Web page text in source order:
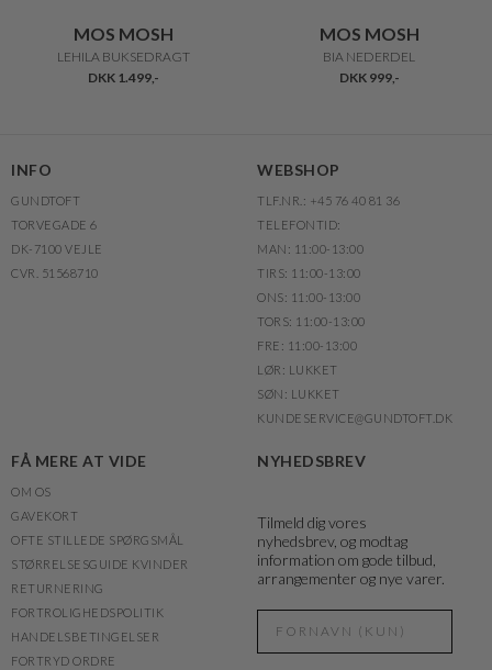
MOS MOSH
LEHILA BUKSEDRAGT
DKK 1.499,-
MOS MOSH
BIA NEDERDEL
DKK 999,-
INFO
GUNDTOFT
TORVEGADE 6
DK-7100 VEJLE
CVR. 51568710
WEBSHOP
TLF.NR.: +45 76 40 81 36
TELEFONTID:
MAN: 11:00-13:00
TIRS: 11:00-13:00
ONS: 11:00-13:00
TORS: 11:00-13:00
FRE: 11:00-13:00
LØR: LUKKET
SØN: LUKKET
KUNDESERVICE@GUNDTOFT.DK
FÅ MERE AT VIDE
OM OS
GAVEKORT
OFTE STILLEDE SPØRGSMÅL
STØRRELSESGUIDE KVINDER
RETURNERING
FORTROLIGHEDSPOLITIK
HANDELSBETINGELSER
FORTRYD ORDRE
NYHEDSBREV
Tilmeld dig vores
nyhedsbrev, og modtag
information om gode tilbud,
arrangementer og nye varer.